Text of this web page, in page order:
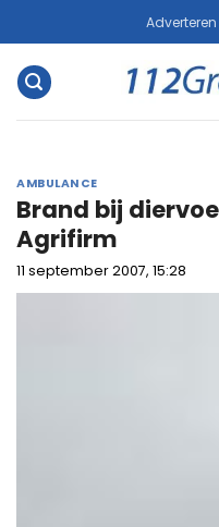
naar
inhoud
Adverteren
AMBULANCE
Brand bij
Agrifirm
11 september 2007, 15:28